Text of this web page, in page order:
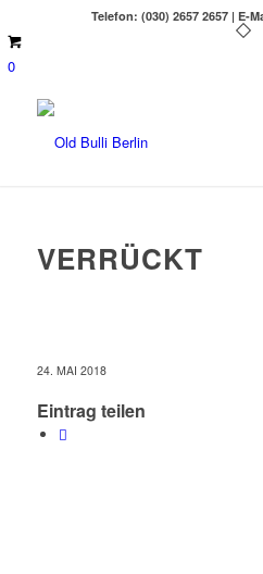
Telefon: (030) 2657 2657 | E-
0
VERRÜCKT
24. MAI 2018
Eintrag teilen